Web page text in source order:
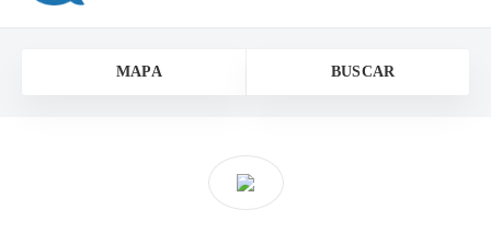
MAPA BUSCAR